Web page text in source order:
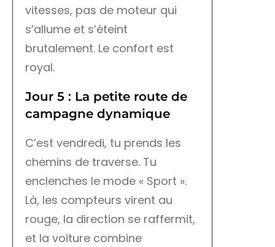
vitesses, pas de moteur qui
s’allume et s’éteint
brutalement. Le confort est
royal.
Jour 5 : La petite route de
campagne dynamique
C’est vendredi, tu prends les
chemins de traverse. Tu
enclenches le mode « Sport ».
Là, les compteurs virent au
rouge, la direction se raffermit,
et la voiture combine